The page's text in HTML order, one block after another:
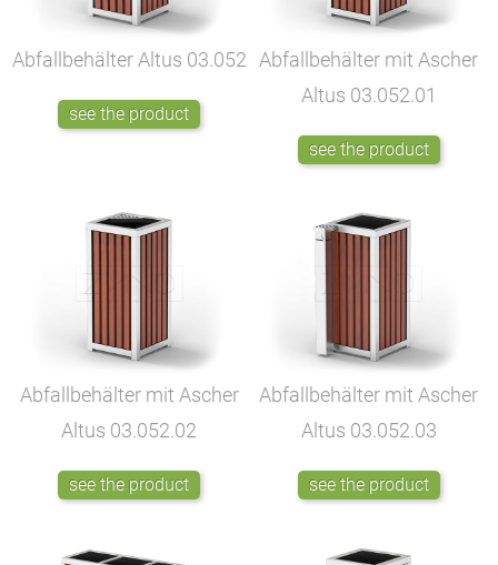
Abfallbehälter Altus 03.052
see the product
Abfallbehälter mit Ascher
Altus 03.052.01
see the product
Abfallbehälter mit Ascher
Altus 03.052.02
see the product
Abfallbehälter mit Ascher
Altus 03.052.03
see the product